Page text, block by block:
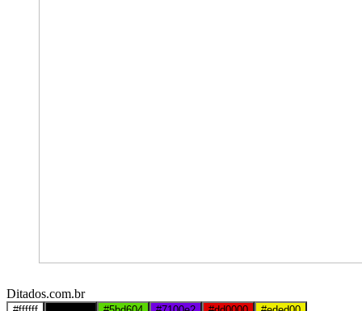
Ditados.com.br